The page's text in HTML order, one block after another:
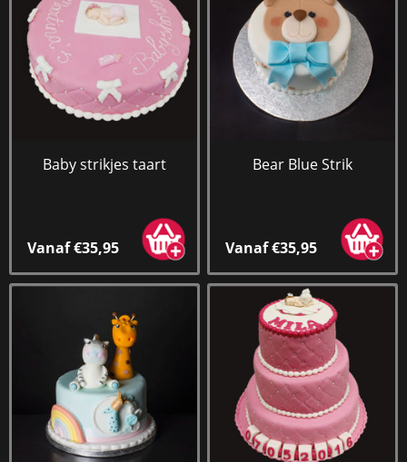
Baby strikjes taart
Vanaf €35,95
Bear Blue Strik
Vanaf €35,95